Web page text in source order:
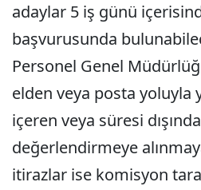
adaylar 5 iş günü
başvurusunda
Personel Genel
elden veya posta yoluyla
içeren veya süresi
değerlendirmeye
itirazlar ise komisyon